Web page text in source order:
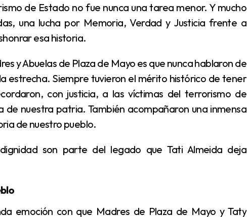
una lucha por Memoria, Verdad y Justicia frente a
esa historia.
estrecha. Siempre tuvieron el mérito histórico de tener
con justicia, a las víctimas del terrorismo de
nuestra patria. También acompañaron una inmensa
de nuestro pueblo.